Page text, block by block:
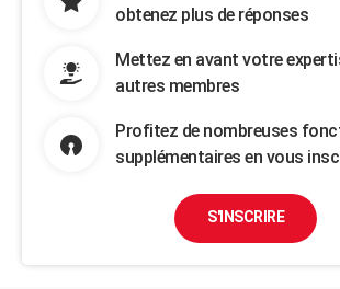
obtenez plus de réponses
Mettez en avant votre
autres membres
Profitez de nombreuses
supplémentaires en vous
S'INSCRIRE